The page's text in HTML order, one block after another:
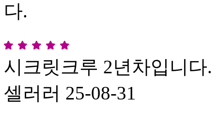
다.
시크릿크루 2년차입니다.
셀러러 25-08-31